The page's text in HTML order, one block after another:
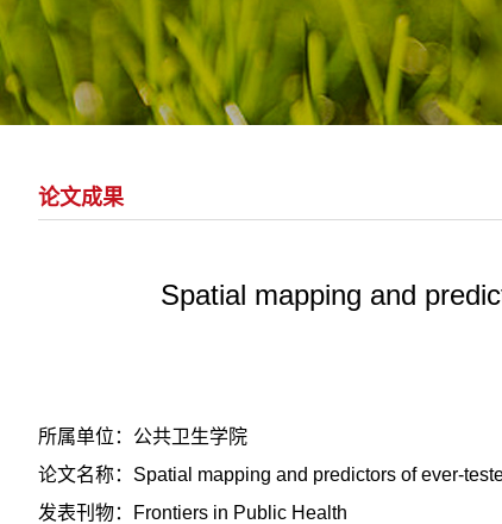
论文成果
Spatial mapping and
所属单位：公共卫生学院
论文名称：Spatial mapping and predictors of ever-
发表刊物：Frontiers in Public Health